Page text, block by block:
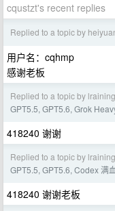
cqustzt's recent replies
Replied to a topic by
用户名：cqhmp
感谢老板
Replied to a topic by lraining
GPT5.5, GPT5.6, Grok
418240 谢谢
Replied to a topic by lraining
GPT5.5, GPT5.6, Codex 满
418240 谢谢老板